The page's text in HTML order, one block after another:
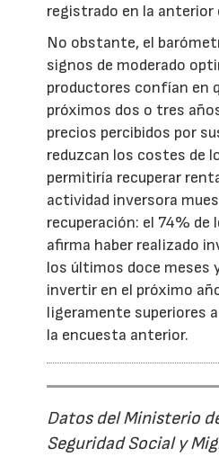
registrado en la anterior
No obstante, el
signos de moderado
productores confían en
próximos dos o tres
precios percibidos por
reduzcan los costes de
permitiría recuperar
actividad inversora
recuperación: el 74% de
afirma haber realizado
los últimos doce meses
invertir en el próximo
ligeramente superiores
la encuesta anterior.
Datos del Ministerio
Seguridad Social y